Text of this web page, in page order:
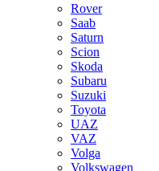
Rover
Saab
Saturn
Scion
Skoda
Subaru
Suzuki
Toyota
UAZ
VAZ
Volga
Volkswagen